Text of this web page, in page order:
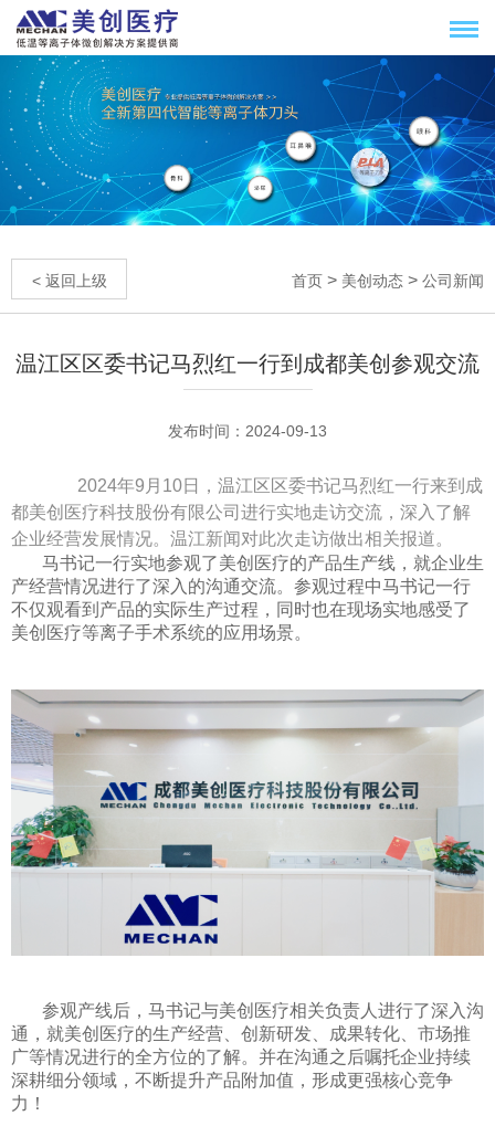
< 返回上级 首页 > 美创动态 > 公司新闻
温江区区委书记马烈红一行到成都美创参观交流
发布时间：2024-09-13
2024年9月10日，温江区区委书记马烈红一行来到成
都美创医疗科技股份有限公司进行实地走访交流，深入了解
企业经营发展情况。温江新闻对此次走访做出相关报道。
马书记一行实地参观了美创医疗的产品生产线，就企业生
产经营情况进行了深入的沟通交流。参观过程中马书记一行
不仅观看到产品的实际生产过程，同时也在现场实地感受了
美创医疗等离子手术系统的应用场景。
参观产线后，马书记与美创医疗相关负责人进行了深入沟
通，就美创医疗的生产经营、创新研发、成果转化、市场推
广等情况进行的全方位的了解。并在沟通之后嘱托企业持续
深耕细分领域，不断提升产品附加值，形成更强核心竞争
力！